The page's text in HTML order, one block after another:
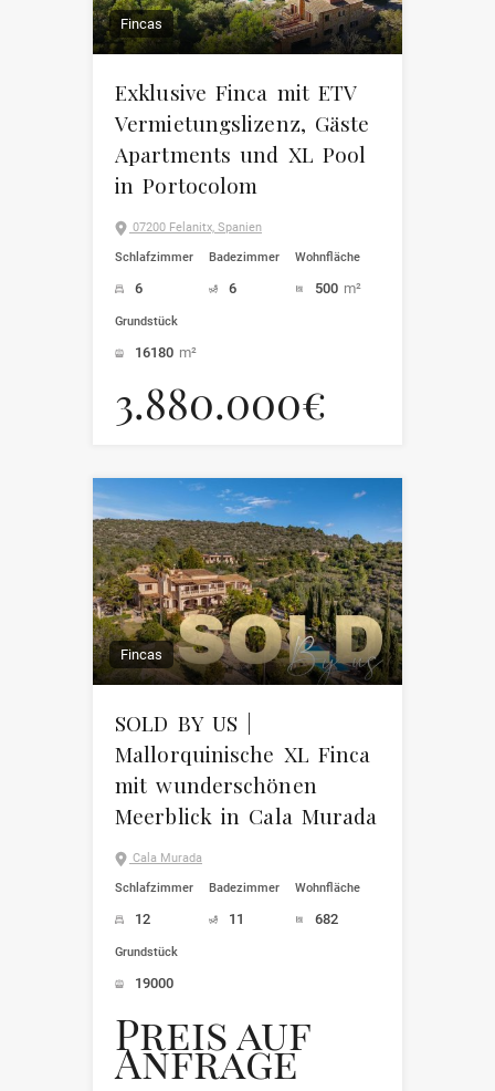
Fincas
Exklusive Finca mit ETV
Vermietungslizenz, Gäste
Apartments und XL Pool
in Portocolom
07200 Felanitx, Spanien
Schlafzimmer
6
Badezimmer
6
Wohnfläche
500 m²
Grundstück
16180 m²
3.880.000€
Fincas
SOLD BY US |
Mallorquinische XL Finca
mit wunderschönen
Meerblick in Cala Murada
Cala Murada
Schlafzimmer
12
Badezimmer
11
Wohnfläche
682
Grundstück
19000
Preis auf
Anfrage